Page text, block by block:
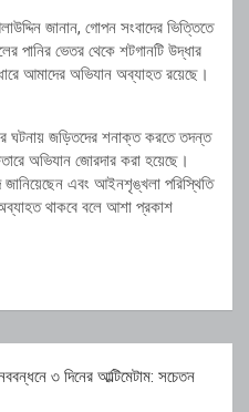
জানান, গোপন সংবাদের ভিত্তিতে
পানির ভেতর থেকে শটগানটি উদ্ধার
আমাদের অভিযান অব্যাহত রয়েছে।
ঘটনায় জড়িতদের শনাক্ত করতে তদন্ত
অভিযান জোরদার করা হয়েছে।
এবং আইনশৃঙ্খলা পরিস্থিতি
থাকবে বলে আশা প্রকাশ
৩ দিনের আল্টিমেটাম: সচেতন